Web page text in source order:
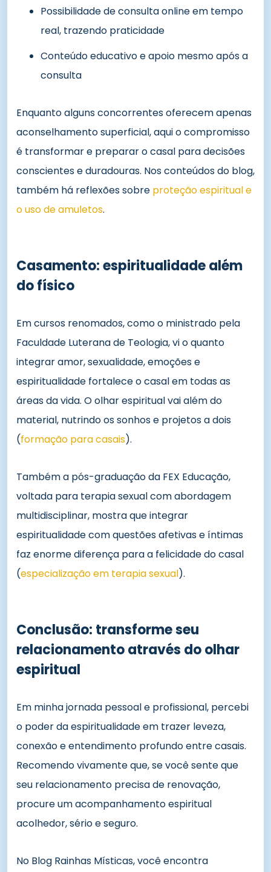
Possibilidade de consulta online em tempo
real, trazendo praticidade
Conteúdo educativo e apoio mesmo após a
consulta
Enquanto alguns concorrentes oferecem apenas
aconselhamento superficial, aqui o compromisso
é transformar e preparar o casal para decisões
conscientes e duradouras. Nos conteúdos do blog,
também há reflexões sobre proteção espiritual e
o uso de amuletos.
Casamento: espiritualidade além
do físico
Em cursos renomados, como o ministrado pela
Faculdade Luterana de Teologia, vi o quanto
integrar amor, sexualidade, emoções e
espiritualidade fortalece o casal em todas as
áreas da vida. O olhar espiritual vai além do
material, nutrindo os sonhos e projetos a dois
(formação para casais).
Também a pós-graduação da FEX Educação,
voltada para terapia sexual com abordagem
multidisciplinar, mostra que integrar
espiritualidade com questões afetivas e íntimas
faz enorme diferença para a felicidade do casal
(especialização em terapia sexual).
Conclusão: transforme seu
relacionamento através do olhar
espiritual
Em minha jornada pessoal e profissional, percebi
o poder da espiritualidade em trazer leveza,
conexão e entendimento profundo entre casais.
Recomendo vivamente que, se você sente que
seu relacionamento precisa de renovação,
procure um acompanhamento espiritual
acolhedor, sério e seguro.
No Blog Rainhas Místicas, você encontra